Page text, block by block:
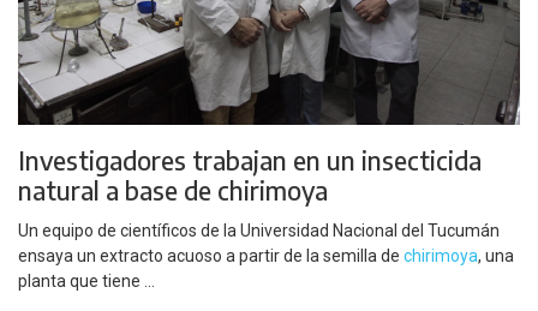
Investigadores trabajan en un insecticida
natural a base de chirimoya
Un equipo de científicos de la Universidad Nacional del Tucumán
ensaya un extracto acuoso a partir de la semilla de chirimoya, una
planta que tiene ...